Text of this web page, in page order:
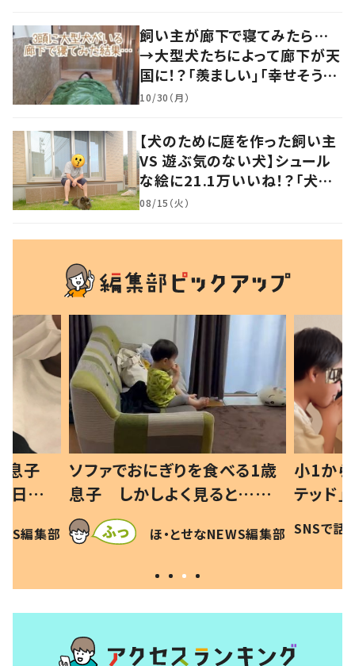
飼い主が廊下で寝てみたら…
→大型犬たちによって廊下が天
国に！？「羨ましい」「幸せそう」
の声
10/30（月）
【犬のために庭を作った飼い主
VS 遊ぶ気のない犬】シュール
な絵に21.1万いいね！？「犬の
強い意志を感じる」
08/15（火）
1歳
…母
現行
編集部
小1から不登校、息子は「ギフ
テッド」だった 父が“ウチ給
食”を作り続ける理由とは #令
和の親 #令和の子
SNSで話題 ほ・とせなNEWS編集部
ひ孫に
が、抱
に「涙
方ない」